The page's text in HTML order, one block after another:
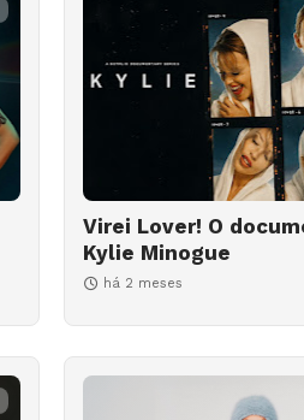
Virei Lover! O
Kylie Minogue
há 2 meses